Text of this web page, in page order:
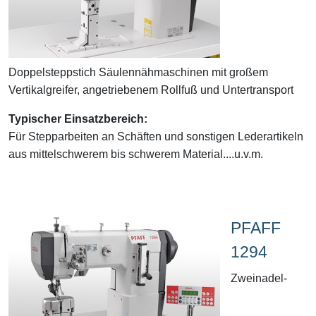
Doppelsteppstich Säulennähmaschinen mit großem
Vertikalgreifer, angetriebenem Rollfuß und Untertransport
Typischer Einsatzbereich:
Für Stepparbeiten an Schäften und sonstigen Lederartikeln
aus mittelschwerem bis schwerem Material....u.v.m.
PFAFF
1294
Zweinadel-